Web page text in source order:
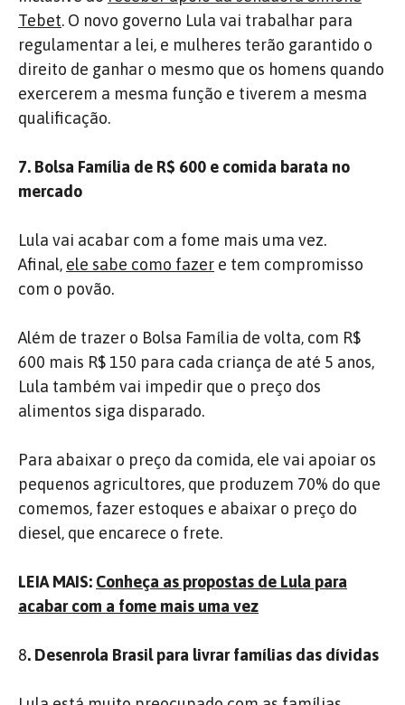
Tebet. O novo governo Lula vai trabalhar para
regulamentar a lei, e mulheres terão garantido o
direito de ganhar o mesmo que os homens quando
exercerem a mesma função e tiverem a mesma
qualificação.
7. Bolsa Família de R$ 600 e comida barata no
mercado
Lula vai acabar com a fome mais uma vez.
Afinal, ele sabe como fazer e tem compromisso
com o povão.
Além de trazer o Bolsa Família de volta, com R$
600 mais R$ 150 para cada criança de até 5 anos,
Lula também vai impedir que o preço dos
alimentos siga disparado.
Para abaixar o preço da comida, ele vai apoiar os
pequenos agricultores, que produzem 70% do que
comemos, fazer estoques e abaixar o preço do
diesel, que encarece o frete.
LEIA MAIS: Conheça as propostas de Lula para
acabar com a fome mais uma vez
8. Desenrola Brasil para livrar famílias das dívidas